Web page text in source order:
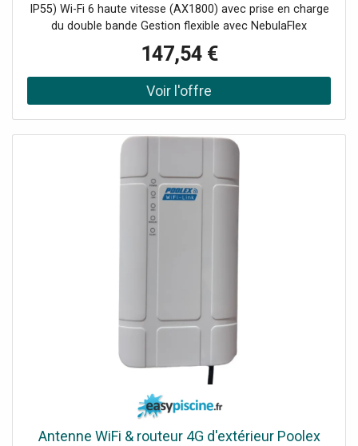
IP55) Wi-Fi 6 haute vitesse (AX1800) avec prise en charge
du double bande Gestion flexible avec NebulaFlex
Technologie Smart Mesh pour une couverture étendue
Antennes externes amovibles pour un ajustement optimal
Alimentation via PoE+ avec injecteur inclus
147,54 €
Antenne WiFi & routeur 4G d'extérieur Poolex